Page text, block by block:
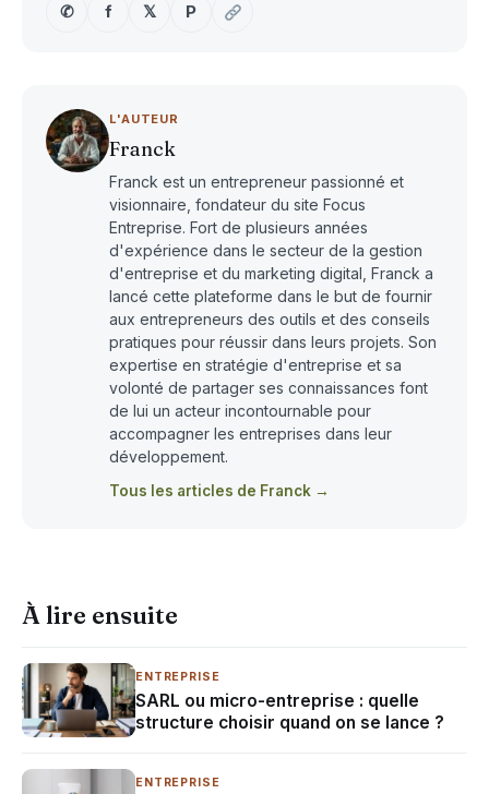
✆
f 𝕏 P
L'AUTEUR
Franck
Franck est un entrepreneur passionné et
visionnaire, fondateur du site Focus
Entreprise. Fort de plusieurs années
d'expérience dans le secteur de la gestion
d'entreprise et du marketing digital, Franck a
lancé cette plateforme dans le but de fournir
aux entrepreneurs des outils et des conseils
pratiques pour réussir dans leurs projets. Son
expertise en stratégie d'entreprise et sa
volonté de partager ses connaissances font
de lui un acteur incontournable pour
accompagner les entreprises dans leur
développement.
Tous les articles de Franck →
À lire ensuite
ENTREPRISE
SARL ou micro-entreprise : quelle
structure choisir quand on se lance ?
ENTREPRISE